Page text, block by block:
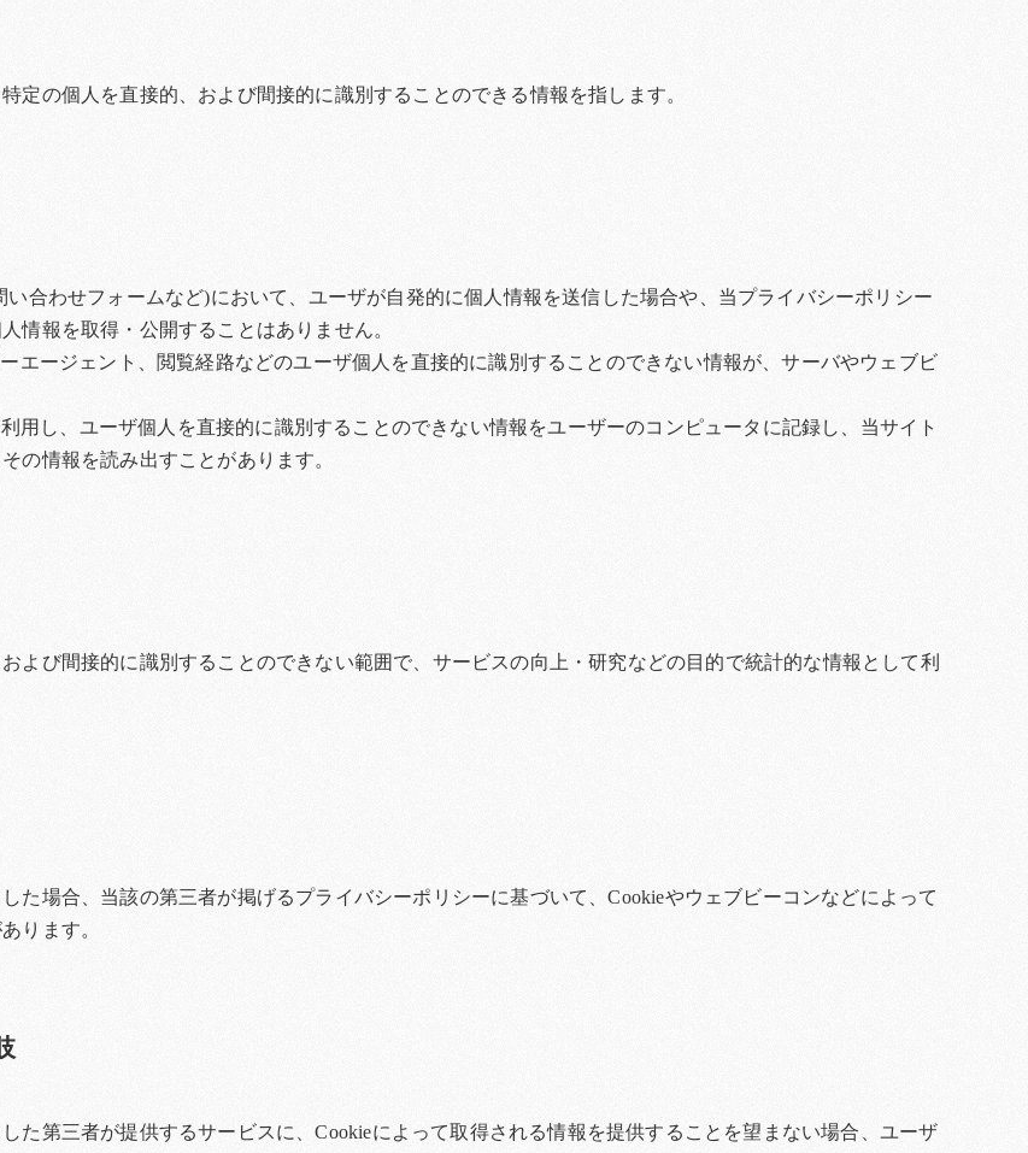
定の個人を直接的、および間接的に識別することのできる情報を指します。
合わせフォームなど)において、ユーザが自発的に個人情報を送信した場合や、当プライバシーポリシー
情報を取得・公開することはありません。
エージェント、閲覧経路などのユーザ個人を直接的に識別することのできない情報が、サーバやウェブビ
用し、ユーザ個人を直接的に識別することのできない情報をユーザーのコンピュータに記録し、当サイト
の情報を読み出すことがあります。
よび間接的に識別することのできない範囲で、サービスの向上・研究などの目的で統計的な情報として利
た場合、当該の第三者が掲げるプライバシーポリシーに基づいて、Cookieやウェブビーコンなどによって
ります。
た第三者が提供するサービスに、Cookieによって取得される情報を提供することを望まない場合、ユーザ